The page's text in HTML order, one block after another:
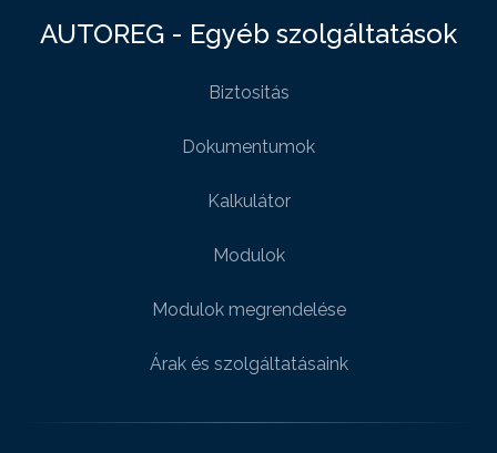
AUTOREG - Egyéb szolgáltatások
Biztositás
Dokumentumok
Kalkulátor
Modulok
Modulok megrendelése
Árak és szolgáltatásaink